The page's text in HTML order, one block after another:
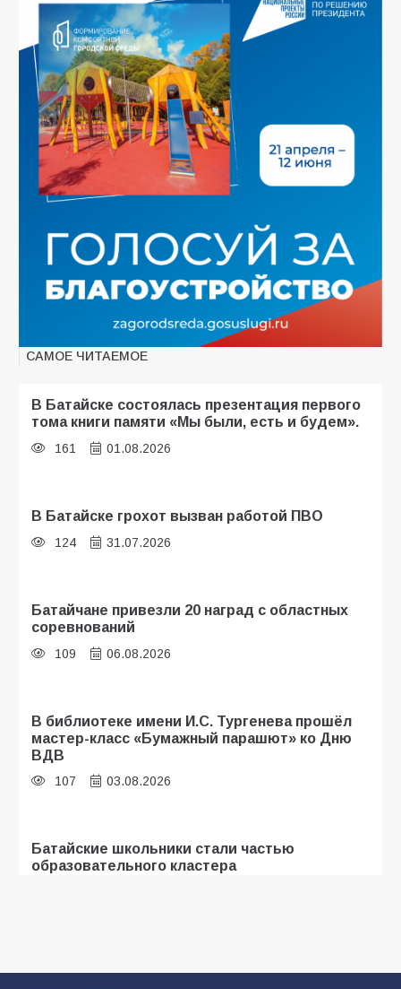
САМОЕ ЧИТАЕМОЕ
В Батайске состоялась презентация первого
тома книги памяти «Мы были, есть и будем».
161 01.08.2026
В Батайске грохот вызван работой ПВО
124 31.07.2026
Батайчане привезли 20 наград с областных
соревнований
109 06.08.2026
В библиотеке имени И.С. Тургенева прошёл
мастер-класс «Бумажный парашют» ко Дню
ВДВ
107 03.08.2026
Батайские школьники стали частью
образовательного кластера
сентябрю